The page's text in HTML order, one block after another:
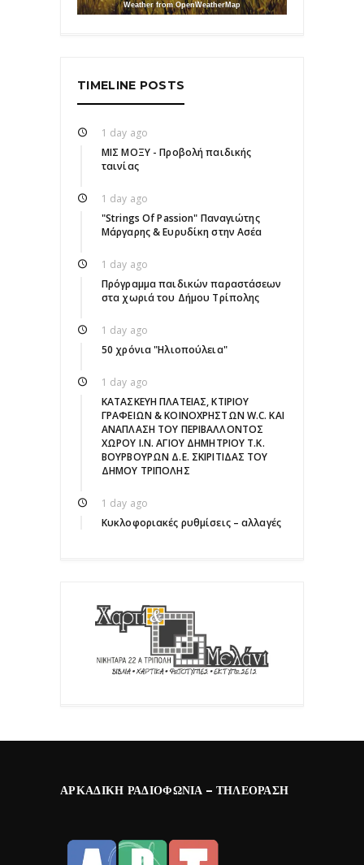
Weather from OpenWeatherMap
TIMELINE POSTS
1 day ago
ΜΙΣ ΜΟΞΥ - Προβολή παιδικής
ταινίας
1 day ago
"Strings Of Passion" Παναγιώτης
Μάργαρης & Ευρυδίκη στην Ασέα
1 day ago
Πρόγραμμα παιδικών παραστάσεων
στα χωριά του Δήμου Τρίπολης
1 day ago
50 χρόνια "Ηλιοπούλεια"
1 day ago
ΚΑΤΑΣΚΕΥΗ ΠΛΑΤΕΙΑΣ, ΚΤΙΡΙΟΥ
ΓΡΑΦΕΙΩΝ & ΚΟΙΝΟΧΡΗΣΤΩΝ W.C. ΚΑΙ
ΑΝΑΠΛΑΣΗ ΤΟΥ ΠΕΡΙΒΑΛΛΟΝΤΟΣ
ΧΩΡΟΥ Ι.Ν. ΑΓΙΟΥ ΔΗΜΗΤΡΙΟΥ Τ.Κ.
ΒΟΥΡΒΟΥΡΩΝ Δ.Ε. ΣΚΙΡΙΤΙΔΑΣ ΤΟΥ
ΔΗΜΟΥ ΤΡΙΠΟΛΗΣ
1 day ago
Κυκλοφοριακές ρυθμίσεις – αλλαγές
ΑΡΚΑΔΙΚΉ ΡΑΔΙΟΦΩΝΊΑ – ΤΗΛΕΌΡΑΣΗ